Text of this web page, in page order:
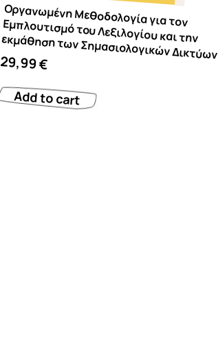
Οργανωμένη Μεθοδολογία για τον Εμπλουτισμό του Λεξιλογίου και την εκμάθηση των Σημασιολογικών Δικτύων
29,99€
Add to cart